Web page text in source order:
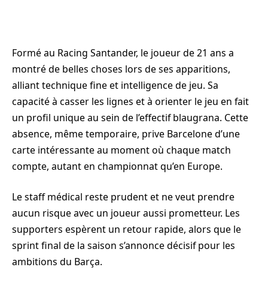
Formé au Racing Santander, le joueur de 21 ans a
montré de belles choses lors de ses apparitions,
alliant technique fine et intelligence de jeu. Sa
capacité à casser les lignes et à orienter le jeu en fait
un profil unique au sein de l’effectif blaugrana. Cette
absence, même temporaire, prive Barcelone d’une
carte intéressante au moment où chaque match
compte, autant en championnat qu’en Europe.
Le staff médical reste prudent et ne veut prendre
aucun risque avec un joueur aussi prometteur. Les
supporters espèrent un retour rapide, alors que le
sprint final de la saison s’annonce décisif pour les
ambitions du Barça.